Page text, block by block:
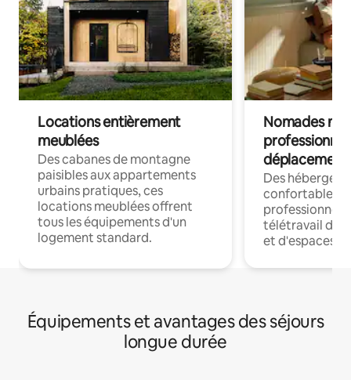
Locations entièrement
meublées
Des cabanes de montagne
paisibles aux appartements
urbains pratiques, ces
locations meublées offrent
tous les équipements d'un
logement standard.
Nomades
déplacement
Des
confortables
professionnels
télétravail
et d'espaces
Équipements et avantages des séjours
longue durée